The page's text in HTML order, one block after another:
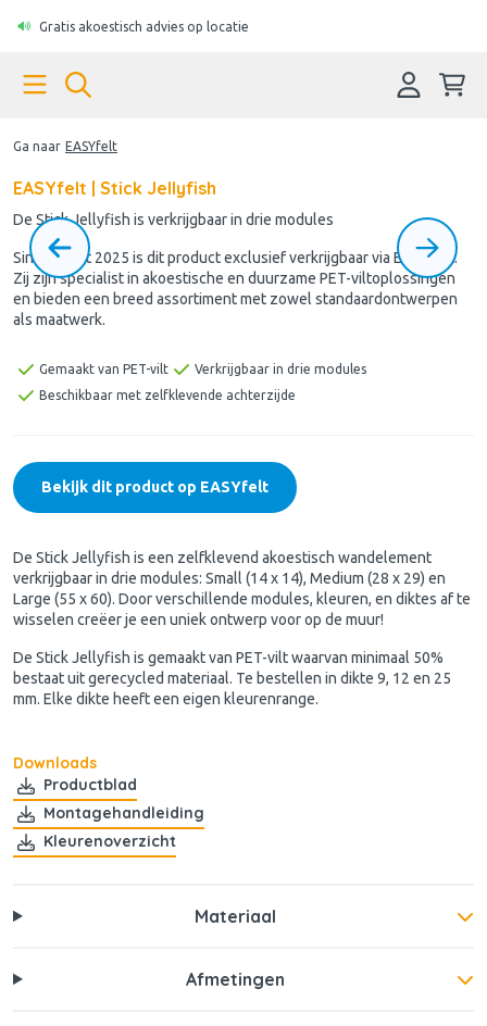
Gratis akoestisch advies op locatie
Ga naar EASYfelt
EASYfelt | Stick Jellyfish
De Stick Jellyfish is verkrijgbaar in drie modules
Sinds maart 2025 is dit product exclusief verkrijgbaar via EASYfelt.
Zij zijn specialist in akoestische en duurzame PET-viltoplossingen
en bieden een breed assortiment met zowel standaardontwerpen
als maatwerk.
Gemaakt van PET-vilt
Verkrijgbaar in drie modules
Beschikbaar met zelfklevende achterzijde
Bekijk dit product op EASYfelt
De Stick Jellyfish is een zelfklevend akoestisch wandelement
verkrijgbaar in drie modules: Small (14 x 14), Medium (28 x 29) en
Large (55 x 60). Door verschillende modules, kleuren, en diktes af te
wisselen creëer je een uniek ontwerp voor op de muur!
De Stick Jellyfish is gemaakt van PET-vilt waarvan minimaal 50%
bestaat uit gerecycled materiaal. Te bestellen in dikte 9, 12 en 25
mm. Elke dikte heeft een eigen kleurenrange.
Downloads
Productblad
Montagehandleiding
Kleurenoverzicht
Materiaal
Afmetingen